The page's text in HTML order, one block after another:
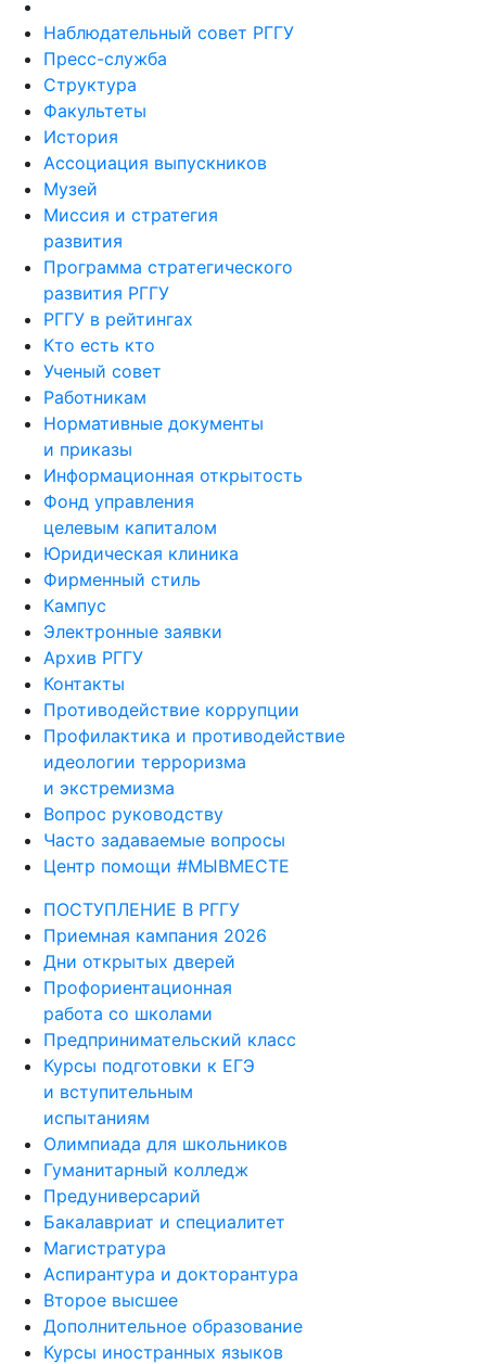
Наблюдательный совет РГГУ
Пресс-служба
Структура
Факультеты
История
Ассоциация выпускников
Музей
Миссия и стратегия
развития
Программа стратегического
развития РГГУ
РГГУ в рейтингах
Кто есть кто
Ученый совет
Работникам
Нормативные документы
и приказы
Информационная открытость
Фонд управления
целевым капиталом
Юридическая клиника
Фирменный стиль
Кампус
Электронные заявки
Архив РГГУ
Контакты
Противодействие коррупции
Профилактика и противодействие
идеологии терроризма
и экстремизма
Вопрос руководству
Часто задаваемые вопросы
Центр помощи #МЫВМЕСТЕ
ПОСТУПЛЕНИЕ В РГГУ
Приемная кампания 2026
Дни открытых дверей
Профориентационная
работа со школами
Предпринимательский класс
Курсы подготовки к ЕГЭ
и вступительным
испытаниям
Олимпиада для школьников
Гуманитарный колледж
Предуниверсарий
Бакалавриат и специалитет
Магистратура
Аспирантура и докторантура
Второе высшее
Дополнительное образование
Курсы иностранных языков